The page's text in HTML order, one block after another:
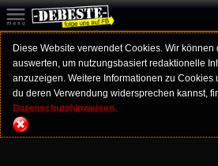
Diese Website verwendet Cookies. Wir
auswerten, um nutzungsbasiert redaktionelle
anzuzeigen. Weitere Informationen zu Cookies
du deren Verwendung widersprechen kannst,
Datenschutzhinweisen.